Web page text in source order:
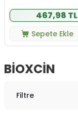
467,98 TL
Sepete Ekle
BIOXCIN
Filtre